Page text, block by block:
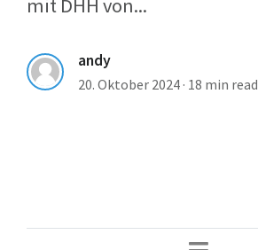
mit DHH von...
andy
20. Oktober 2024 · 18 min read